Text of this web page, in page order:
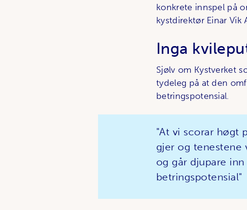
konkrete innspel på
kystdirektør Einar Vik
Inga
Sjølv om Kystverket
tydeleg på at den
betringspotensial.
At vi scorar høgt
gjer og tenestene
og går djupare
betringspotensial